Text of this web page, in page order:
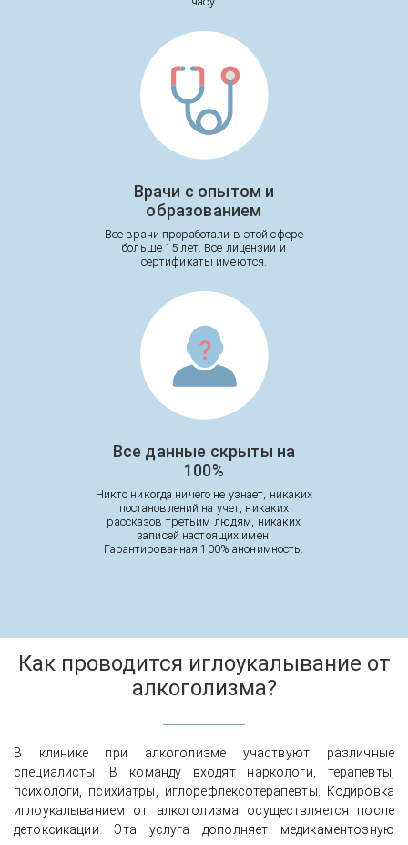
Врачи с опытом и
образованием
Все врачи проработали в этой сфере
больше 15 лет. Все лицензии и
сертификаты имеются.
Все данные скрыты на
100%
Никто никогда ничего не узнает, никаких
постановлений на учет, никаких
рассказов третьим людям, никаких
записей настоящих имен.
Гарантированная 100% анонимность.
Как проводится иглоукалывание от
алкоголизма?
В клинике при алкоголизме участвуют различные
специалисты. В команду входят наркологи, терапевты,
психологи, психиатры, иглорефлексотерапевты. Кодировка
иглоукалыванием от алкоголизма осуществляется после
детоксикации. Эта услуга дополняет медикаментозную